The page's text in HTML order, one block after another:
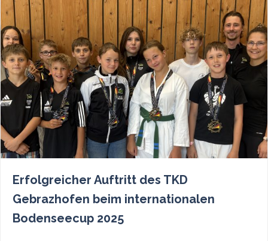
Erfolgreicher Auftritt des TKD
Gebrazhofen beim internationalen
Bodenseecup 2025